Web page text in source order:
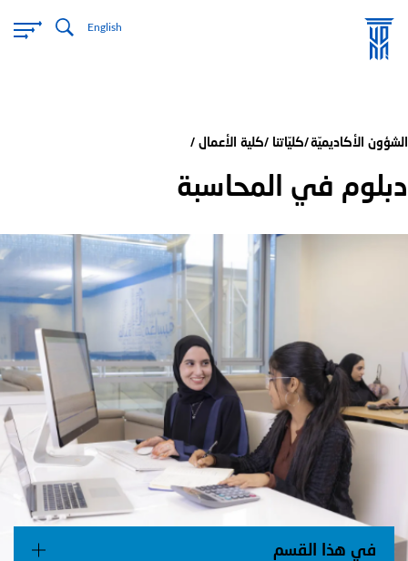
English
الشؤون الأكاديميّة كليّاتنا كلية الأعمال
دبلوم في المحاسبة
Main navigation
في هذا القسم